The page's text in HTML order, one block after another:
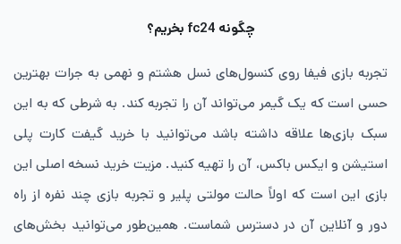
چگونه fc24 بخریم؟
تجربه بازی فیفا روی کنسول‌های نسل هشتم و نهمی به‌ جرات بهترین
حسی است که یک گیمر می‌تواند آن را تجربه کند. به شرطی که به این
سبک بازی‌ها علاقه داشته باشد می‌توانید با خرید گیفت‌ کارت پلی‌
استیشن و ایکس ‌باکس، آن را تهیه کنید. مزیت خرید نسخه اصلی این
بازی این است که اولاً حالت مولتی پلیر و تجربه بازی چند نفره از راه
دور و آنلاین آن در دسترس شماست. همین‌طور می‌توانید بخش‌های